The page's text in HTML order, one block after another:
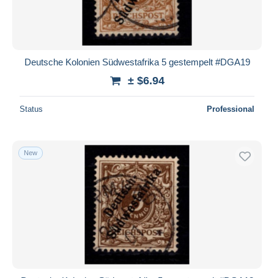
Deutsche Kolonien Südwestafrika 5 gestempelt #DGA19
± $6.94
Status Professional
New